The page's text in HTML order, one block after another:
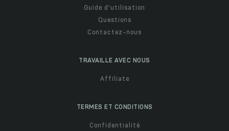
Guide d'utilisation
Questions
Contactez-nous
TRAVAILLE AVEC NOUS
Affiliate
TERMES ET CONDITIONS
Confidentialité